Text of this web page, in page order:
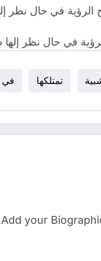
في حال نظر
في حال نظر
تمتلكها في
Add your